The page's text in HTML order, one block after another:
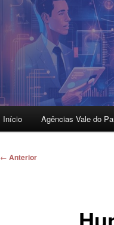
Início Agências Vale do
Navegação
← Anterior